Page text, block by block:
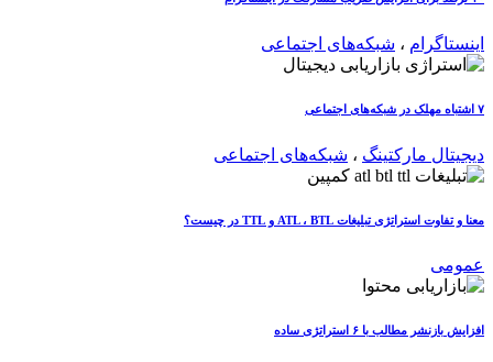
اینستاگرام ، شبکه‌های اجتماعی
۷ اشتباه مهلک در شبکه‌های اجتماعی
دیجیتال مارکتینگ ، شبکه‌های اجتماعی
معنا و تفاوت استراتژی تبلیغات ATL ، BTL و TTL در چیست؟
عمومی
افزایش بازنشر مطالب با ۶ استراتژی ساده